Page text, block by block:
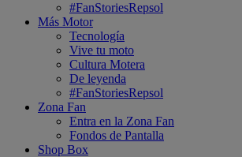
#FanStoriesRepsol
Más Motor
Tecnología
Vive tu moto
Cultura Motera
De leyenda
#FanStoriesRepsol
Zona Fan
Entra en la Zona Fan
Fondos de Pantalla
Shop Box